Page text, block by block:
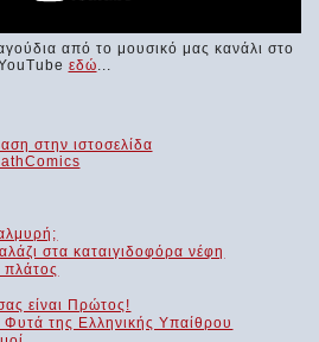
από το μουσικό μας κανάλι στο
εδώ...
στα καταιγιδοφόρα νέφη
πλάτος
είναι Πρώτος!
Φυτά της Ελληνικής Υπαίθρου